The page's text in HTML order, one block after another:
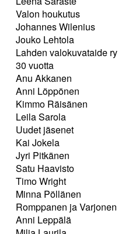
Valon houkutus
Johannes Wilenius
Jouko Lehtola
Lahden valokuvataide ry
30 vuotta
Anu Akkanen
Anni Löppönen
Kimmo Räisänen
Leila Sarola
Uudet jäsenet
Kai Jokela
Jyri Pitkänen
Satu Haavisto
Timo Wright
Minna Pöllänen
Romppanen ja Varjonen
Anni Leppälä